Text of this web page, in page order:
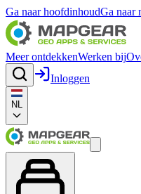
Ga naar hoofdinhoudGa naar
Meer ontdekkenWerken bij
Inloggen
NL